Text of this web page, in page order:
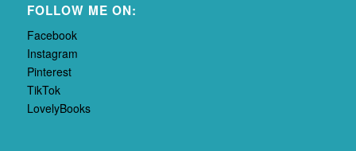
FOLLOW ME ON:
Facebook
Instagram
Pinterest
TikTok
LovelyBooks